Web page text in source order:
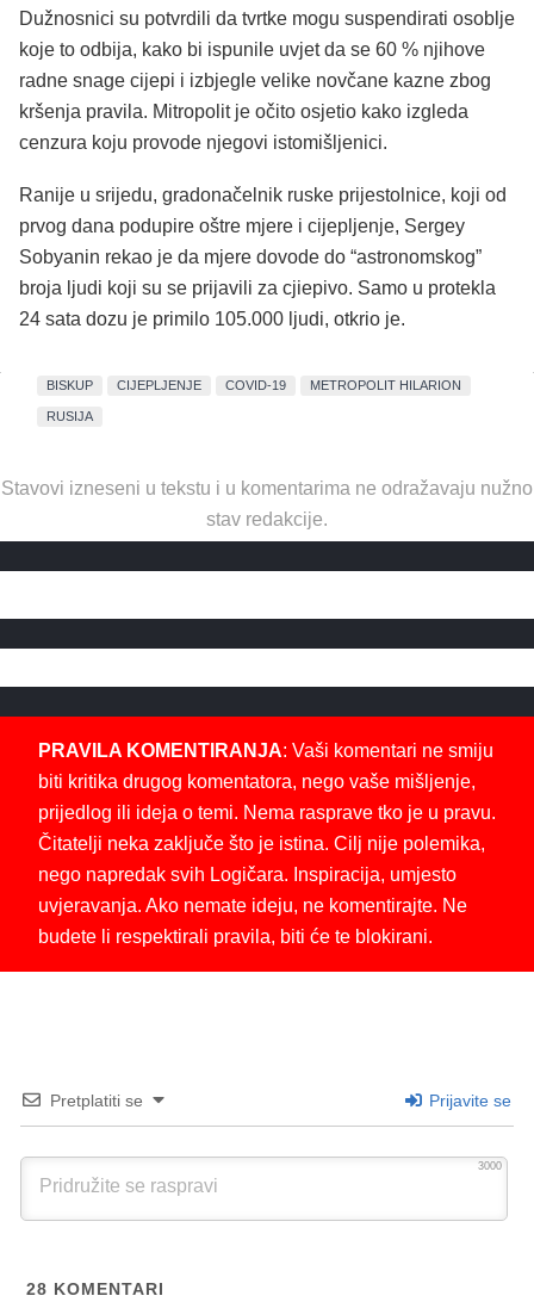
Dužnosnici su potvrdili da tvrtke mogu suspendirati osoblje
koje to odbija, kako bi ispunile uvjet da se 60 % njihove
radne snage cijepi i izbjegle velike novčane kazne zbog
kršenja pravila. Mitropolit je očito osjetio kako izgleda
cenzura koju provode njegovi istomišljenici.
Ranije u srijedu, gradonačelnik ruske prijestolnice, koji od
prvog dana podupire oštre mjere i cijepljenje, Sergey
Sobyanin rekao je da mjere dovode do “astronomskog”
broja ljudi koji su se prijavili za cjiepivo. Samo u protekla
24 sata dozu je primilo 105.000 ljudi, otkrio je.
BISKUP CIJEPLJENJE COVID-19 METROPOLIT HILARION
RUSIJA
Stavovi izneseni u tekstu i u komentarima ne odražavaju nužno
stav redakcije.
PRAVILA KOMENTIRANJA: Vaši komentari ne smiju
biti kritika drugog komentatora, nego vaše mišljenje,
prijedlog ili ideja o temi. Nema rasprave tko je u pravu.
Čitatelji neka zaključe što je istina. Cilj nije polemika,
nego napredak svih Logičara. Inspiracija, umjesto
uvjeravanja. Ako nemate ideju, ne komentirajte. Ne
budete li respektirali pravila, biti će te blokirani.
Pretplatiti se Prijavite se
3000
28 KOMENTARI